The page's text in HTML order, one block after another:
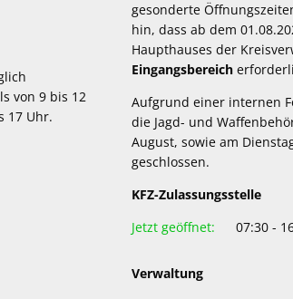
von 9 bis 12
17 Uhr.
gesonderte
hin, dass ab dem
Haupthauses der
Eingangsbereich
Aufgrund einer internen
die Jagd- und
August, sowie am
geschlossen.
KFZ-Zulassungsstelle
Klicken, um weitere
Jetzt geöffnet: 07:30 -
Verwaltung